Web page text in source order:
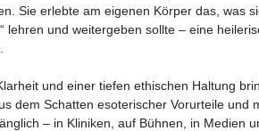
Sie erlebte am eigenen Körper das, was
lehren und weitergeben sollte – eine
und einer tiefen ethischen Haltung
dem Schatten esoterischer Vorurteile und
– in Kliniken, auf Bühnen, in Medien